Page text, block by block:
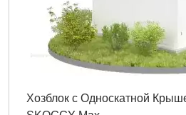
Хозблок с Односкатной